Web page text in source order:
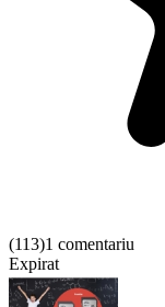
(113)1 comentariu
Expirat